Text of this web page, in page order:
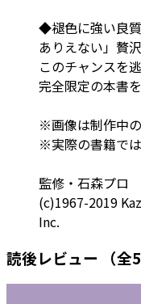
◆褪色に強い良
ありえない」贅
このチャンスを
完全限定の本書
※画像は制作中の
※実際の書籍で
監修・石森プロ
(c)1967-2019
Inc.
読後レビュー （全